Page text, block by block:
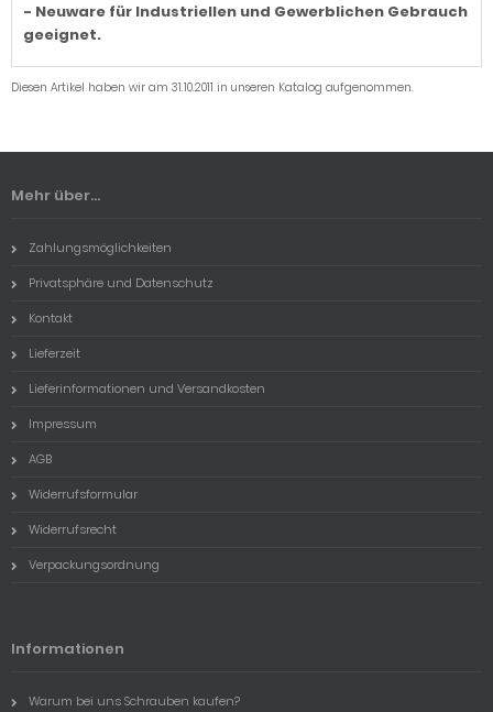
- Neuware für Industriellen und Gewerblichen Gebrauch
geeignet.
Diesen Artikel haben wir am 31.10.2011 in unseren Katalog aufgenommen.
Mehr über...
Zahlungsmöglichkeiten
Privatsphäre und Datenschutz
Kontakt
Lieferzeit
Lieferinformationen und Versandkosten
Impressum
AGB
Widerrufsformular
Widerrufsrecht
Verpackungsordnung
Informationen
Warum bei uns Schrauben kaufen?